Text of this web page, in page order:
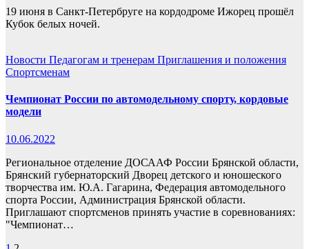
19 июня в Санкт-Петербруге на кордодроме Ижорец прошёл
Кубок белых ночей.
Новости Педагогам и тренерам Приглашения и положения
Спортсменам
Чемпионат России по автомодельному спорту, кордовые
модели
10.06.2022
Региональное отделение ДОСААФ России Брянской области,
Брянский губернаторский Дворец детского и юношеского
творчества им. Ю.А. Гагарина, Федерация автомодельного
спорта России, Администрация Брянской области.
Приглашают спортсменов принять участие в соревнованиях:
"Чемпионат…